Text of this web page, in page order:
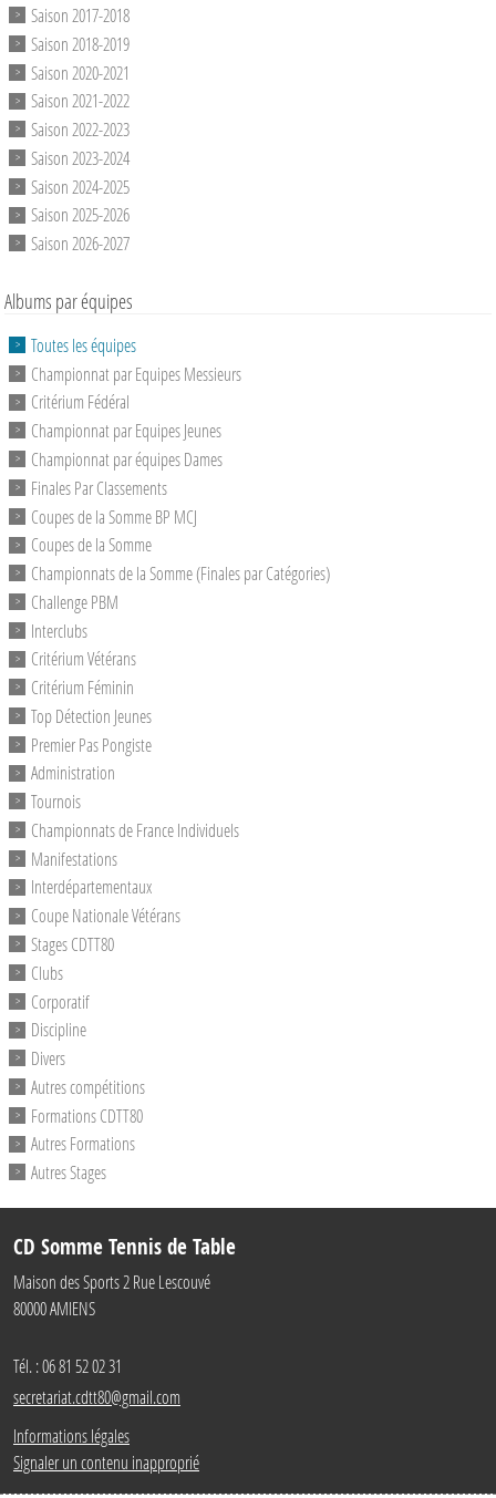
Saison 2017-2018
Saison 2018-2019
Saison 2020-2021
Saison 2021-2022
Saison 2022-2023
Saison 2023-2024
Saison 2024-2025
Saison 2025-2026
Saison 2026-2027
Albums par équipes
Toutes les équipes
Championnat par Equipes Messieurs
Critérium Fédéral
Championnat par Equipes Jeunes
Championnat par équipes Dames
Finales Par Classements
Coupes de la Somme BP MCJ
Coupes de la Somme
Championnats de la Somme (Finales par Catégories)
Challenge PBM
Interclubs
Critérium Vétérans
Critérium Féminin
Top Détection Jeunes
Premier Pas Pongiste
Administration
Tournois
Championnats de France Individuels
Manifestations
Interdépartementaux
Coupe Nationale Vétérans
Stages CDTT80
Clubs
Corporatif
Discipline
Divers
Autres compétitions
Formations CDTT80
Autres Formations
Autres Stages
CD Somme Tennis de Table
Maison des Sports 2 Rue Lescouvé
80000AMIENS
Tél. :06 81 52 02 31
secretariat.cdtt80@gmail.com
Informations légales
Signaler un contenu inapproprié